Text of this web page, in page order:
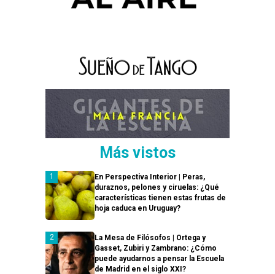
Más vistos
En Perspectiva Interior | Peras,
duraznos, pelones y ciruelas: ¿Qué
características tienen estas frutas de
hoja caduca en Uruguay?
La Mesa de Filósofos | Ortega y
Gasset, Zubiri y Zambrano: ¿Cómo
puede ayudarnos a pensar la Escuela
de Madrid en el siglo XXI?